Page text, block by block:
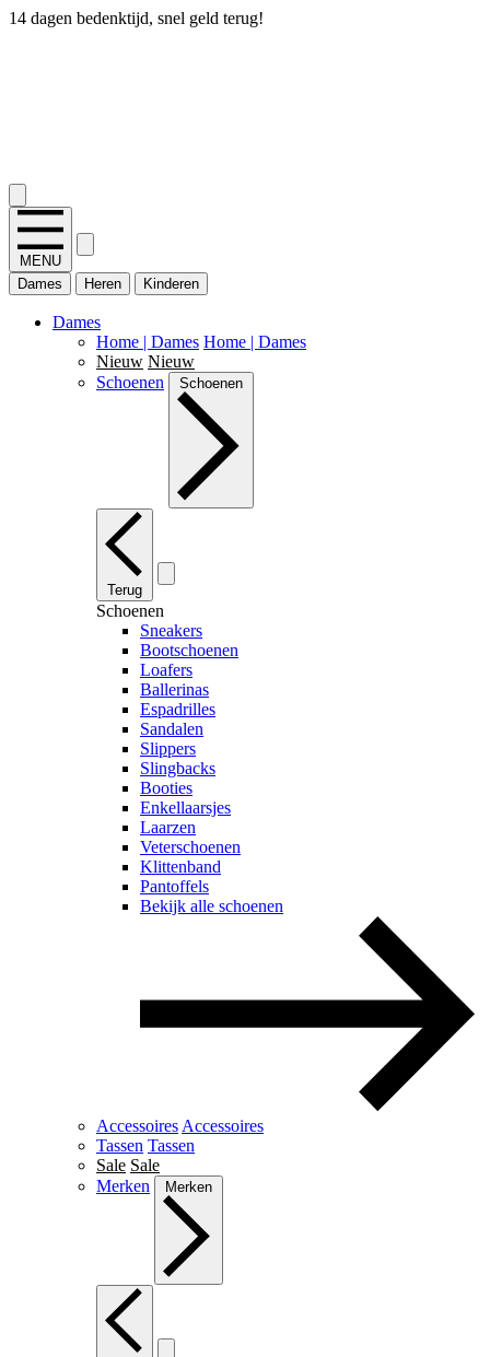
14 dagen bedenktijd, snel geld terug!
MENU
Dames
Heren Kinderen
Dames
Home | Dames Home | Dames
Nieuw Nieuw
Schoenen
Schoenen
Terug
Schoenen
Sneakers
Bootschoenen
Loafers
Ballerinas
Espadrilles
Sandalen
Slippers
Slingbacks
Booties
Enkellaarsjes
Laarzen
Veterschoenen
Klittenband
Pantoffels
Bekijk alle schoenen
Accessoires Accessoires
Tassen Tassen
Sale Sale
Merken
Merken